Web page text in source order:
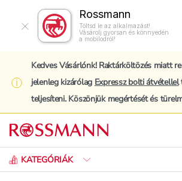
Rossmann
Töltsd le az alkalmazást!
Vásárolj gyorsan és könnyedén
a mobilodról!
Kedves Vásárlónk! Raktárköltözés miatt
jelenleg kizárólag Expressz bolti átvétellel
teljesíteni. Köszönjük megértését és
KATEGÓRIÁK
Keresés